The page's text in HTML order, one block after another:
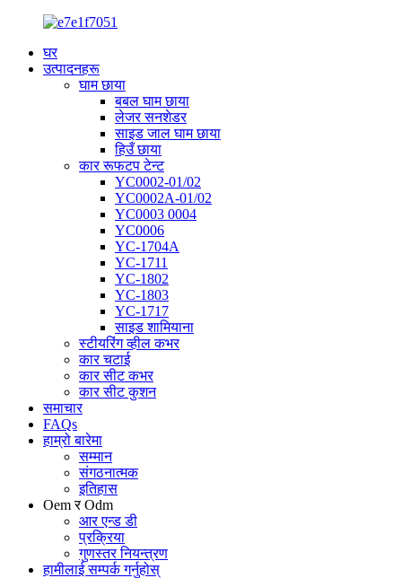
घर
उत्पादनहरू
घाम छाया
बबल घाम छाया
लेजर सनशेडर
साइड जाल घाम छाया
हिउँ छाया
कार रूफटप टेन्ट
YC0002-01/02
YC0002A-01/02
YC0003 0004
YC0006
YC-1704A
YC-1711
YC-1802
YC-1803
YC-1717
साइड शामियाना
स्टीयरिंग व्हील कभर
कार चटाई
कार सीट कभर
कार सीट कुशन
समाचार
FAQs
हाम्रो बारेमा
सम्मान
संगठनात्मक
इतिहास
Oem र Odm
आर एन्ड डी
प्रक्रिया
गुणस्तर नियन्त्रण
हामीलाई सम्पर्क गर्नुहोस्